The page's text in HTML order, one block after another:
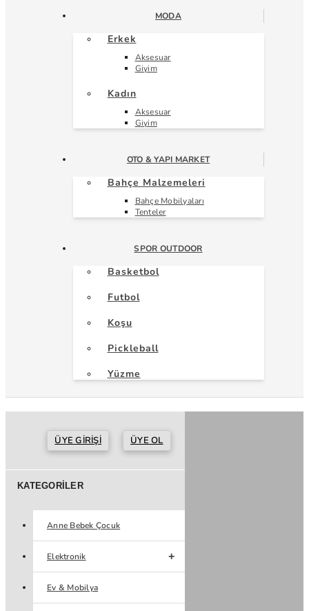
MODA
Erkek
Aksesuar
Giyim
Kadın
Aksesuar
Giyim
OTO & YAPI MARKET
Bahçe Malzemeleri
Bahçe Mobilyaları
Tenteler
SPOR OUTDOOR
Basketbol
Futbol
Koşu
Pickleball
Yüzme
ÜYE GIRIŞI ÜYE OL
KATEGORILER
Anne Bebek Çocuk
Elektronik
Ev & Mobilya